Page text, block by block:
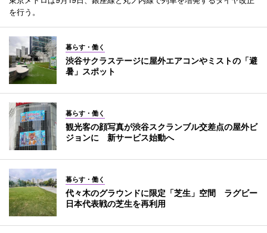
を行う。
暮らす・働く
渋谷サクラステージに屋外エアコンやミストの「避
暑」スポット
暮らす・働く
観光客の顔写真が渋谷スクランブル交差点の屋外ビ
ジョンに 新サービス始動へ
暮らす・働く
代々木のグラウンドに限定「芝生」空間 ラグビー
日本代表戦の芝生を再利用